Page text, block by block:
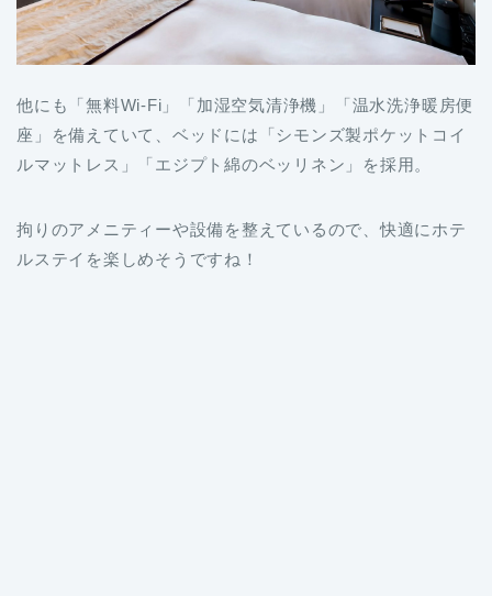
他にも「無料Wi-Fi」「加湿空気清浄機」「温水洗浄暖房便
座」を備えていて、ベッドには「シモンズ製ポケットコイ
ルマットレス」「エジプト綿のベッリネン」を採用。
拘りのアメニティーや設備を整えているので、快適にホテ
ルステイを楽しめそうですね！